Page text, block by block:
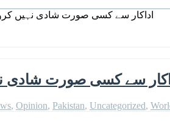
اداکار سے کسی صورت شادی نہیں
سے کسی صورت شادی
, Opinion, Pakistan, Uncategorized,